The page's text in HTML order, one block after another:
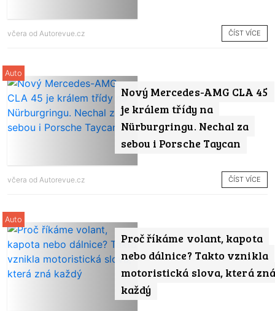
včera od Autorevue.cz ČÍST VÍCE
Nový Mercedes-AMG CLA 45
je králem třídy na
Nürburgringu. Nechal za
sebou i Porsche Taycan
Auto
včera od Autorevue.cz ČÍST VÍCE
Proč říkáme volant, kapota
nebo dálnice? Takto vznikla
motoristická slova, která zná
každý
Auto